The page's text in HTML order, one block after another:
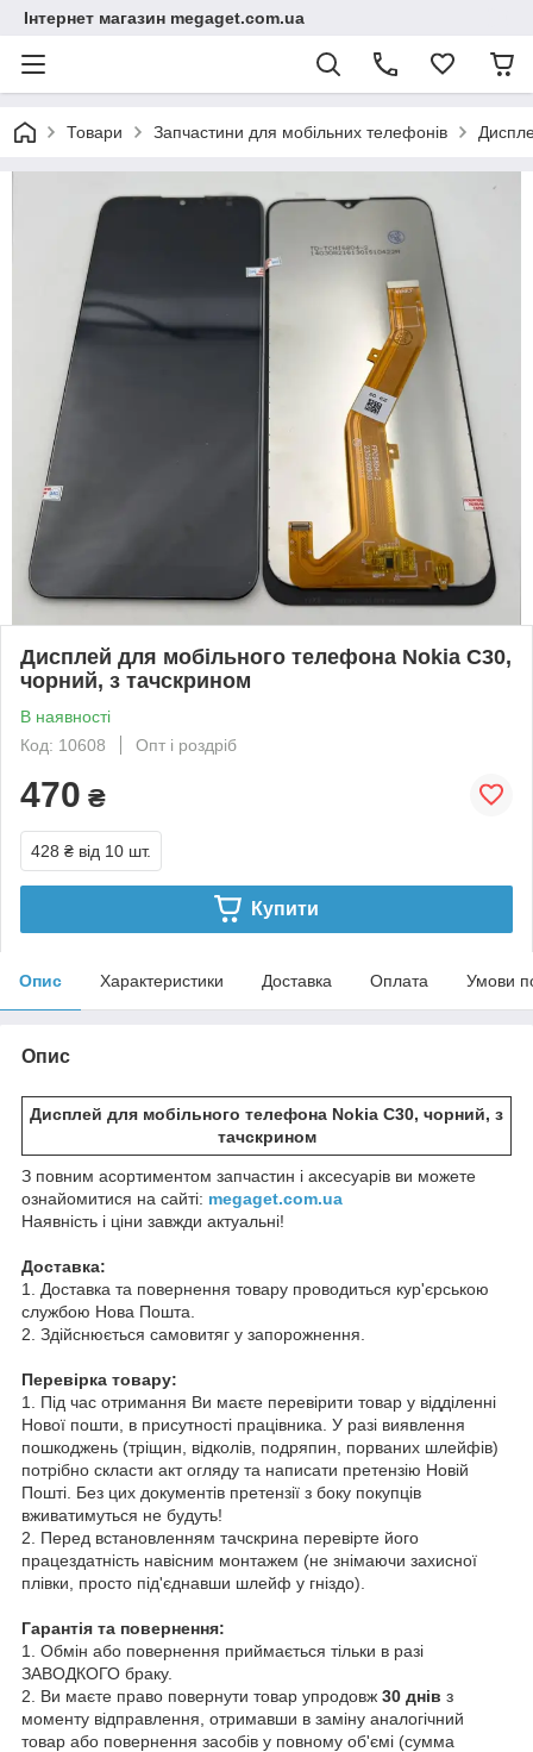
Інтернет магазин megaget.com.ua
Товари Запчастини для мобільних телефонів
Дисплей для мобільного телефона Nokia C30,
чорний, з тачскрином
В наявності
Код: 10608
Опт і роздріб
470 ₴
428 ₴ від 10 шт.
Купити
Опис Характеристики Доставка Оплата Умови
Опис
Дисплей для мобільного телефона Nokia C30, чорний, з
тачскрином
З повним асортиментом запчастин і аксесуарів ви можете
ознайомитися на сайті: megaget.com.ua
Наявність і ціни завжди актуальні!
Доставка:
1. Доставка та повернення товару проводиться кур'єрською
службою Нова Пошта.
2. Здійснюється самовитяг у запорожнення.
Перевірка товару:
1. Під час отримання Ви маєте перевірити товар у відділенні
Нової пошти, в присутності працівника. У разі виявлення
пошкоджень (тріщин, відколів, подряпин, порваних шлейфів)
потрібно скласти акт огляду та написати претензію Новій
Пошті. Без цих документів претензії з боку покупців
вживатимуться не будуть!
2. Перед встановленням тачскрина перевірте його
працездатність навісним монтажем (не знімаючи захисної
плівки, просто під'єднавши шлейф у гніздо).
Гарантія та повернення:
1. Обмін або повернення приймається тільки в разі
ЗАВОДКОГО браку.
2. Ви маєте право повернути товар упродовж 30 днів з
моменту відправлення, отримавши в заміну аналогічний
товар або повернення засобів у повному об'ємі (сумма